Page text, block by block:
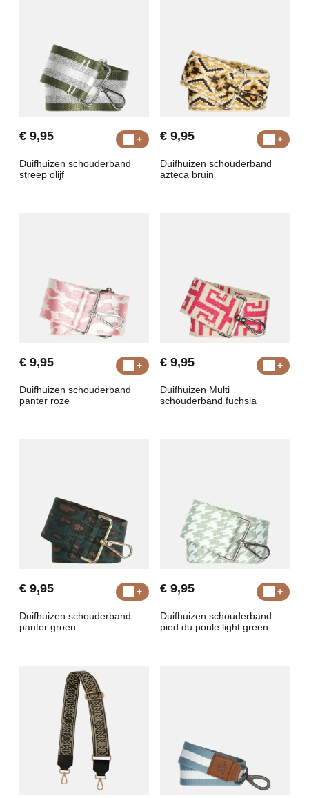
€ 9,95
Duifhuizen schouderband
streep olijf
€ 9,95
Duifhuizen schouderband
azteca bruin
€ 9,95
Duifhuizen schouderband
panter roze
€ 9,95
Duifhuizen Multi
schouderband fuchsia
€ 9,95
Duifhuizen schouderband
panter groen
€ 9,95
Duifhuizen schouderband
pied du poule light green